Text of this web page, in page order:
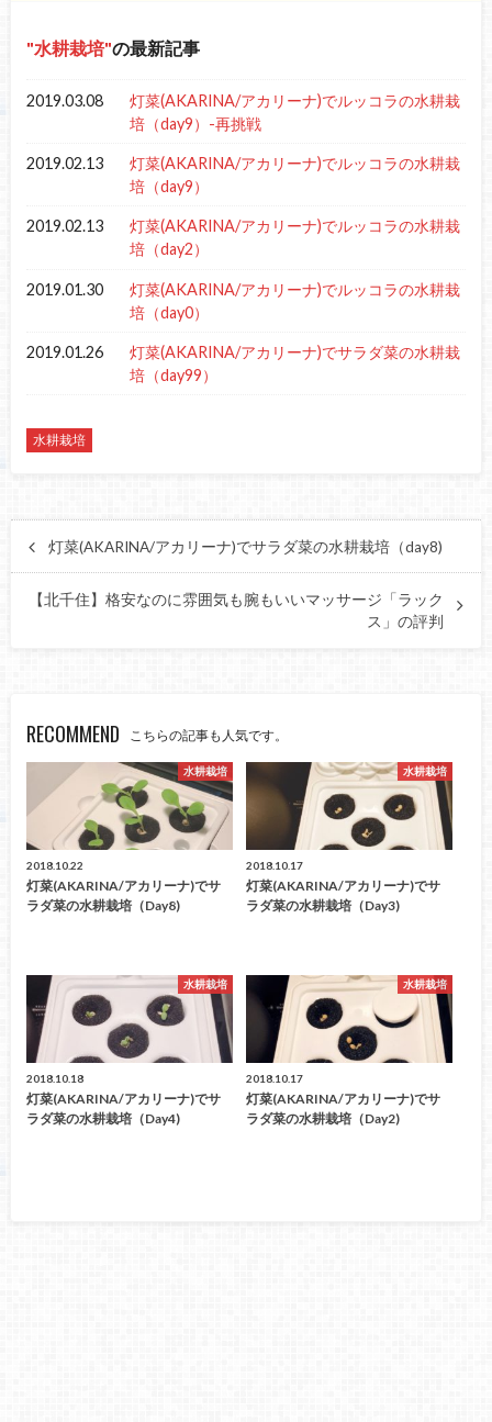
水耕栽培 の最新記事
2019.03.08
灯菜(AKARINA/アカリーナ)でルッコラの水耕栽
培（day9）-再挑戦
2019.02.13
灯菜(AKARINA/アカリーナ)でルッコラの水耕栽
培（day9）
2019.02.13
灯菜(AKARINA/アカリーナ)でルッコラの水耕栽
培（day2）
2019.01.30
灯菜(AKARINA/アカリーナ)でルッコラの水耕栽
培（day0）
2019.01.26
灯菜(AKARINA/アカリーナ)でサラダ菜の水耕栽
培（day99）
水耕栽培
灯菜(AKARINA/アカリーナ)でサラダ菜の水耕栽培（day8)
【北千住】格安なのに雰囲気も腕もいいマッサージ「ラック
ス」の評判
RECOMMEND こちらの記事も人気です。
水耕栽培
2018.10.22
灯菜(AKARINA/アカリーナ)でサ
ラダ菜の水耕栽培（day8)
水耕栽培
2018.10.17
灯菜(AKARINA/アカリーナ)でサ
ラダ菜の水耕栽培（day3)
水耕栽培
2018.10.18
灯菜(AKARINA/アカリーナ)でサ
ラダ菜の水耕栽培（day4)
水耕栽培
2018.10.17
灯菜(AKARINA/アカリーナ)でサ
ラダ菜の水耕栽培（day2)